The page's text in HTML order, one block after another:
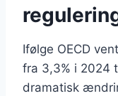
Ifølge OECD
fra 3,3% i 2024
dramatisk